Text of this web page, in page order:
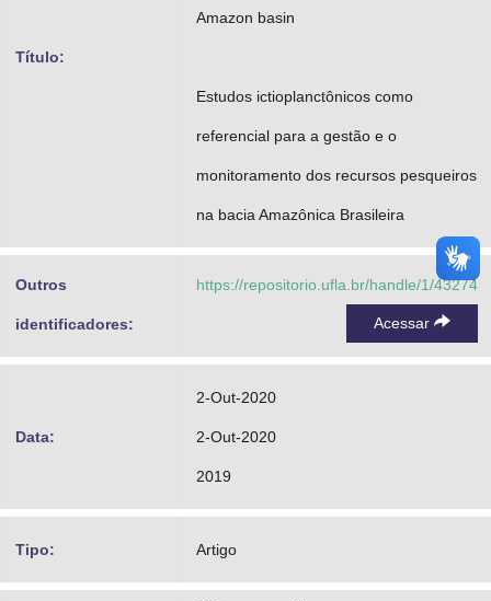
Título:
Amazon basin
Estudos ictioplanctônicos como
referencial para a gestão e o
monitoramento dos recursos pesqueiros
na bacia Amazônica Brasileira
Outros
identificadores:
https://repositorio.ufla.br/handle/1/43274
Acessar
Data:
2-Out-2020
2-Out-2020
2019
Tipo: Artigo